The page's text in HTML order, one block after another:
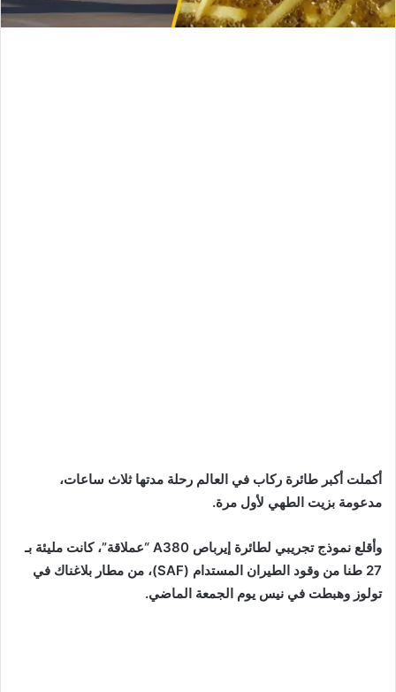
أكملت أكبر طائرة ركاب في العالم رحلة مدتها ثلاث ساعات،
مدعومة بزيت الطهي لأول مرة.
وأقلع نموذج تجريبي لطائرة إيرباص A380 “عملاقة”، كانت مليئة بـ
27 طنا من وقود الطيران المستدام (SAF)، من مطار بلاغناك في
تولوز وهبطت في نيس يوم الجمعة الماضي.